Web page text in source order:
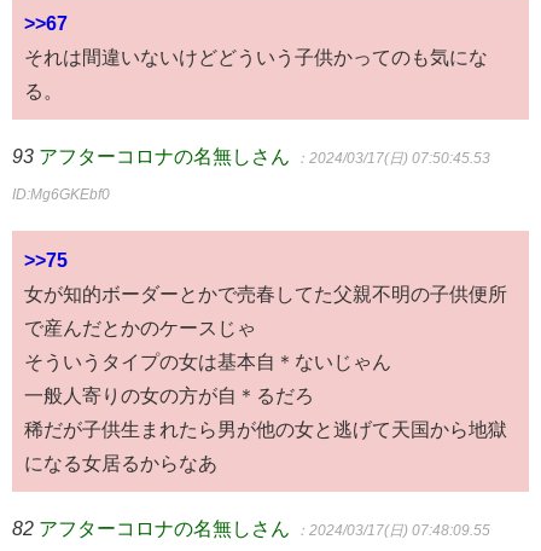
>>67
それは間違いないけどどういう子供かってのも気にな
る。
93 アフターコロナの名無しさん ：2024/03/17(日) 07:50:45.53
ID:Mg6GKEbf0
>>75
女が知的ボーダーとかで売春してた父親不明の子供便所
で産んだとかのケースじゃ
そういうタイプの女は基本自＊ないじゃん
一般人寄りの女の方が自＊るだろ
稀だが子供生まれたら男が他の女と逃げて天国から地獄
になる女居るからなあ
82 アフターコロナの名無しさん ：2024/03/17(日) 07:48:09.55